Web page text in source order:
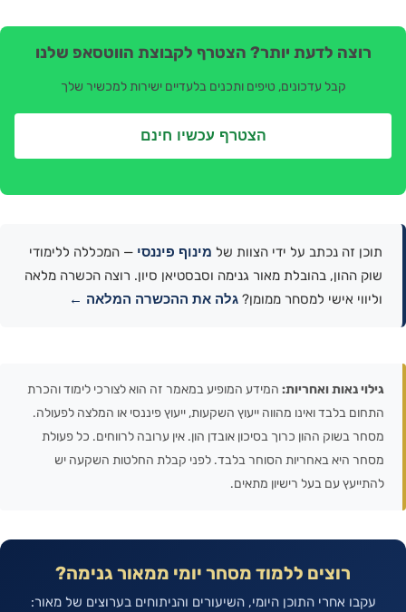
רוצה לדעת יותר? הצטרף לקבוצת הווטסאפ שלנו
קבל עדכונים, טיפים ותכנים בלעדיים ישירות למכשיר שלך
הצטרף עכשיו חינם
תוכן זה נכתב על ידי הצוות של מינוף פיננסי — המכללה ללימודי
שוק ההון, בהובלת מאור גנימה וסבסטיאן סיון. רוצה הכשרה מלאה
וליווי אישי למסחר ממומן? גלה את ההכשרה המלאה ←
גילוי נאות ואחריות: המידע המופיע במאמר זה הוא לצורכי לימוד והכרת
התחום בלבד ואינו מהווה ייעוץ השקעות, ייעוץ פיננסי או המלצה לפעולה.
מסחר בשוק ההון כרוך בסיכון אובדן הון. אין ערובה לרווחים. כל פעולת
מסחר היא באחריות הסוחר בלבד. לפני קבלת החלטות השקעה יש
להתייעץ עם בעל רישיון מתאים.
רוצים ללמוד מסחר יומי ממאור גנימה?
עקבו אחרי התוכן היומי, השיעורים והניתוחים בערוצים של מאור: